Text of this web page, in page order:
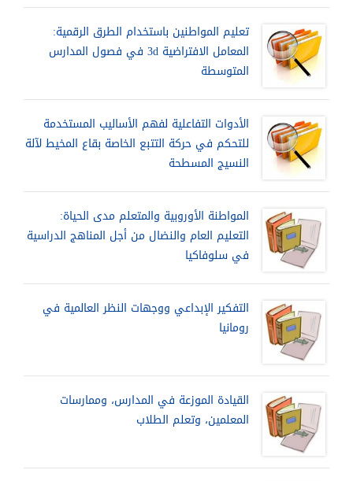
تعليم المواطنين باستخدام الطرق الرقمية:
المعامل الافتراضية 3d في فصول المدارس
المتوسطة
الأدوات التفاعلية لفهم الأساليب المستخدمة
للتحكم في حركة التتبع الخاصة بقاع المخيط لآلة
النسيج المسطحة
المواطنة الأوروبية والمتعلم مدى الحياة:
التعليم العام والنضال من أجل المناهج الدراسية
في سلوفاكيا
التفكير الإبداعي ووجهات النظر العالمية في
رومانيا
القيادة الموزعة في المدارس، وممارسات
المعلمين، وتعلم الطلاب